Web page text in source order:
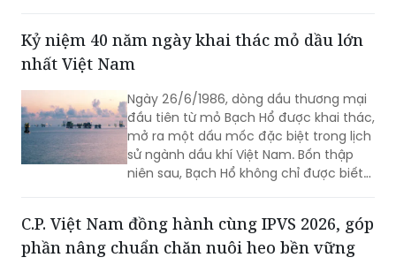
đưa các định hướng lớn của Tập đoàn
đi vào thực tiễn hoạt động tại doanh
Kỷ niệm 40 năm ngày khai thác mỏ dầu lớn
nhất Việt Nam
Ngày 26/6/1986, dòng dầu thương mại
đầu tiên từ mỏ Bạch Hổ được khai thác,
mở ra một dấu mốc đặc biệt trong lịch
sử ngành dầu khí Việt Nam. Bốn thập
niên sau, Bạch Hổ không chỉ được biết
chiến lược, năng lực khoa học - công
nghệ và khát vọng làm chủ biển của
C.P. Việt Nam đồng hành cùng IPVS 2026, góp
phần nâng chuẩn chăn nuôi heo bền vững